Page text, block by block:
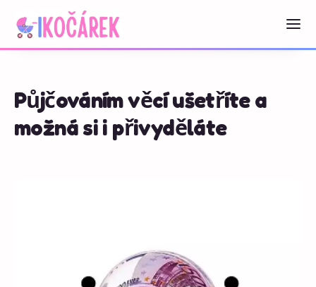
Půjčováním věcí ušetříte a
možná si i přivyděláte